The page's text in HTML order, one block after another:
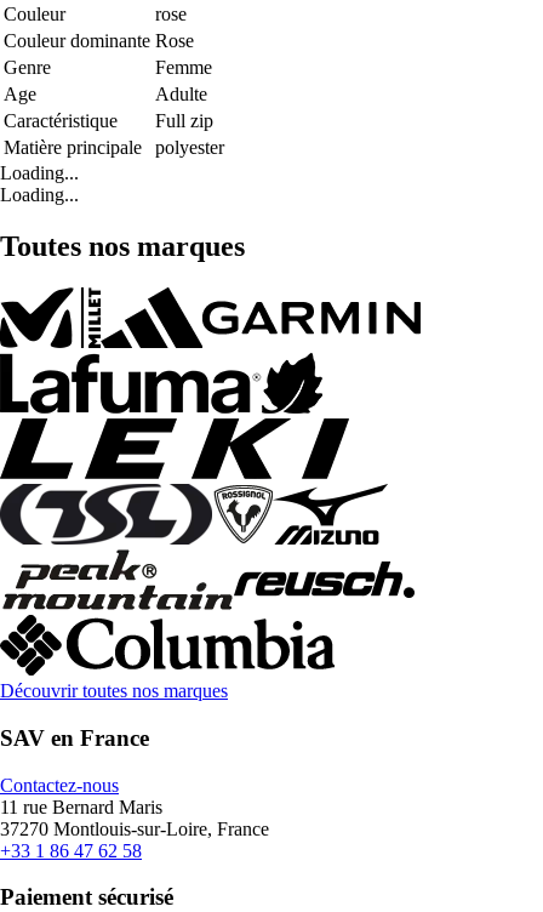
Couleur
rose
Couleur dominante Rose
Genre
Femme
Age
Adulte
Caractéristique
Full zip
Matière principale
polyester
Loading...
Loading...
Toutes nos marques
Découvrir toutes nos marques
SAV en France
Contactez-nous
11 rue Bernard Maris
37270 Montlouis-sur-Loire, France
+33 1 86 47 62 58
Paiement sécurisé